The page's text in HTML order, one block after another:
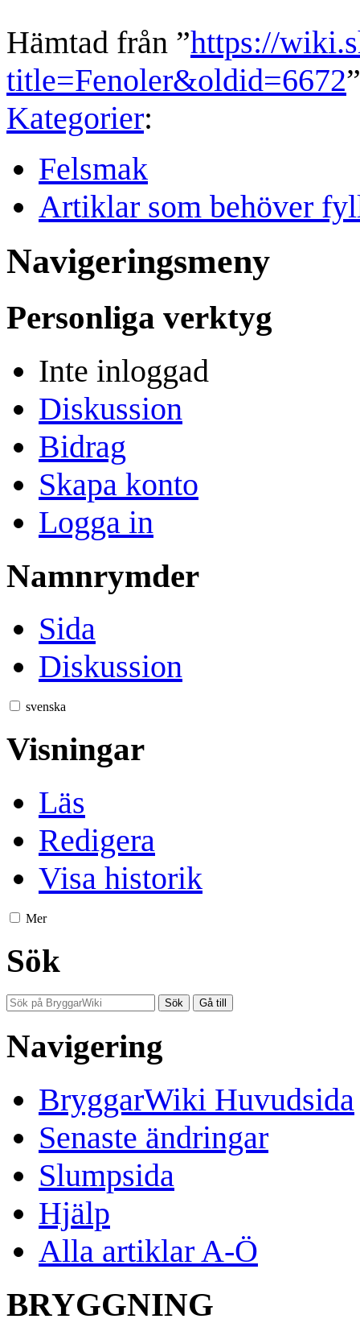
Hämtad från ”https://
title=Fenoler&oldid=6672”
Kategorier:
Felsmak
Artiklar som behöver
Navigeringsmeny
Personliga verktyg
Inte inloggad
Diskussion
Bidrag
Skapa konto
Logga in
Namnrymder
Sida
Diskussion
svenska
Visningar
Läs
Redigera
Visa historik
Mer
Sök
Navigering
BryggarWiki Huvudsida
Senaste ändringar
Slumpsida
Hjälp
Alla artiklar A-Ö
BRYGGNING